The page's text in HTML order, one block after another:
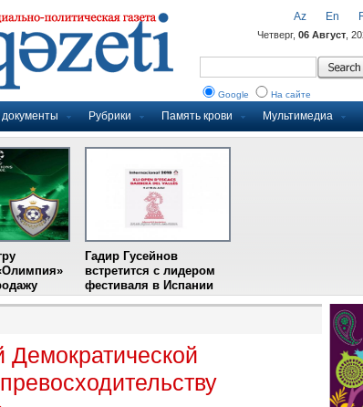
Рубрики Память крови Мультимедиа
Az En
Четверг, 06 Август ,
Google На сайте
Гадир Гусейнов
встретится с лидером
фестиваля в Испании
Демократической